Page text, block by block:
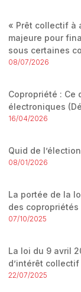
« Prêt collectif à
majeure pour
sous certaines
08/07/2026
Copropriété :
électroniques
16/04/2026
Quid de
08/01/2026
La portée de la
des
07/10/2025
La loi du 9 avril
d’intérêt collectif
22/07/2025